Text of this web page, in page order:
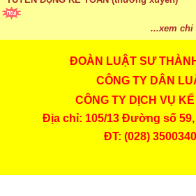
* TUYỂN DỤNG KẾ TOÁN (thường xuyên)
* Cách chọn màu phù hợp theo phong thuỷ
...xem chi
* Mức phạt khi chậm nộp báo cáo thuế
...xem chi
ĐOÀN LUẬT SƯ
CÔNG TY DÂN
CÔNG TY DỊCH VỤ
Địa chỉ: 105/13 Đường số 59,
ĐT: (028)